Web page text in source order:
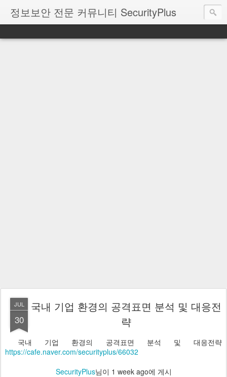
정보보안 전문 커뮤니티 SecurityPlus
JUL
30
국내 기업 환경의 공격표면 분석 및 대응전
략
국내 기업 환경의 공격표면 분석 및 대응전략
https://cafe.naver.com/securityplus/66032
SecurityPlus님이 1 week ago에 게시